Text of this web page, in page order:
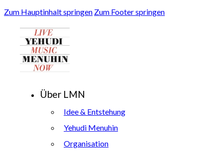
Zum Hauptinhalt springen Zum Footer springen
Über LMN
Idee & Entstehung
Yehudi Menuhin
Organisation